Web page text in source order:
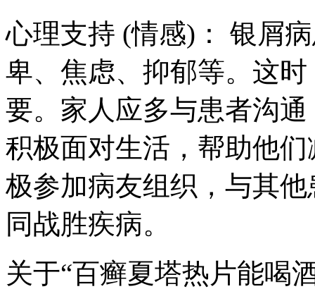
心理支持 (情感)： 银屑
卑、焦虑、抑郁等。这
要。家人应多与患者沟
积极面对生活，帮助他
极参加病友组织，与其
同战胜疾病。
关于“百癣夏塔热片能喝